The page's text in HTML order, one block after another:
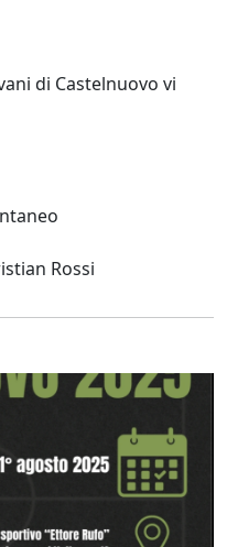
di Castelnuovo vi
Rossi